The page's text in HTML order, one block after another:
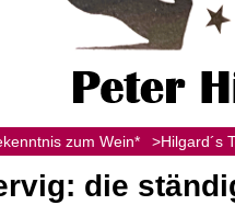
zum Wein* >Hilgard´s
die